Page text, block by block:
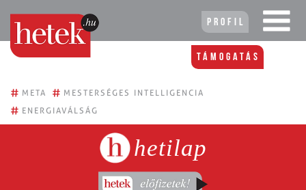
Profil
Támogatás
# META # MESTERSÉGES INTELLIGENCIA
# ENERGIAVÁLSÁG
hetilap